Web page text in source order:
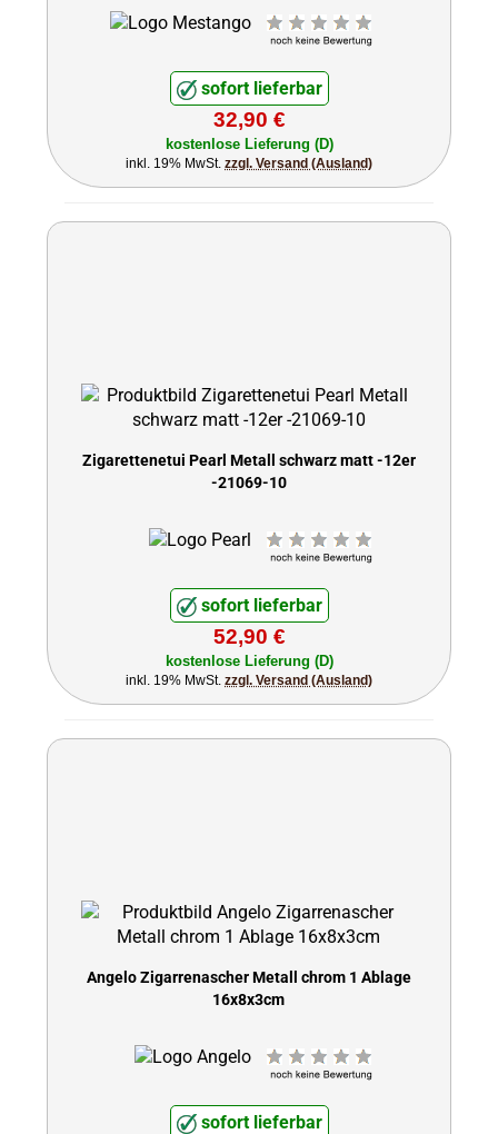
sofort lieferbar
32,90 €
kostenlose Lieferung (D)
inkl. 19% MwSt. zzgl. Versand (Ausland)
Zigarettenetui Pearl Metall schwarz matt -12er
-21069-10
sofort lieferbar
52,90 €
kostenlose Lieferung (D)
inkl. 19% MwSt. zzgl. Versand (Ausland)
Angelo Zigarrenascher Metall chrom 1 Ablage
16x8x3cm
sofort lieferbar